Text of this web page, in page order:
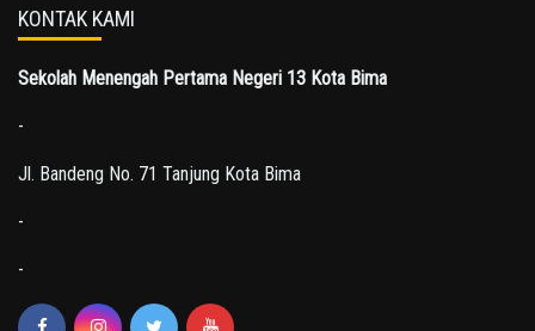
KONTAK KAMI
Sekolah Menengah Pertama Negeri 13 Kota Bima
-
Jl. Bandeng No. 71 Tanjung Kota Bima
-
-